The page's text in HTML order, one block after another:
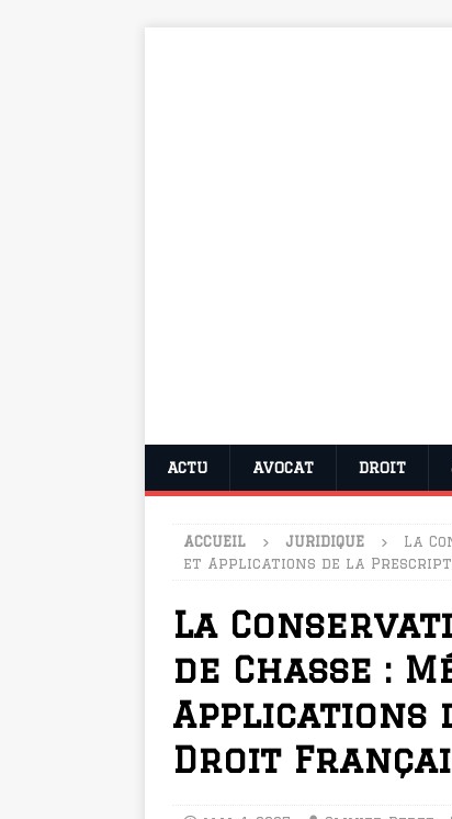
ACTU AVOCAT DROIT
ACCUEIL JURIDIQUE
La
et Applications de la
La
de Chasse :
Applications
Droit